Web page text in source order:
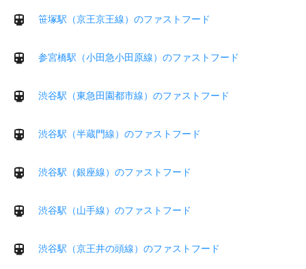
笹塚駅（京王京王線）のファストフード
参宮橋駅（小田急小田原線）のファストフード
渋谷駅（東急田園都市線）のファストフード
渋谷駅（半蔵門線）のファストフード
渋谷駅（銀座線）のファストフード
渋谷駅（山手線）のファストフード
渋谷駅（京王井の頭線）のファストフード